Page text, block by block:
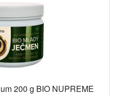
200 g BIO NUPREME